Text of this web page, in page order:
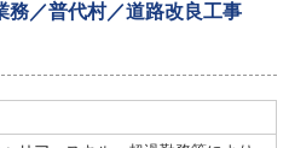
務／普代村／道路改良工事